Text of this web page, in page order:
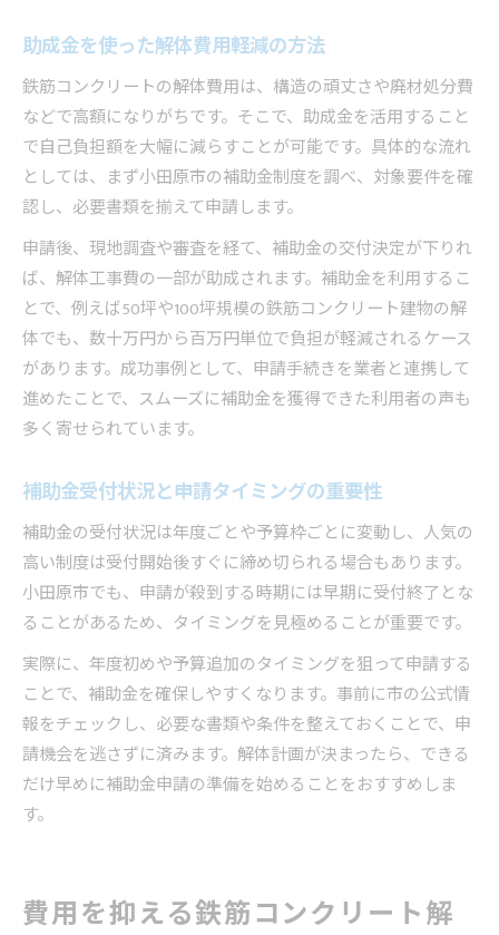
助成金を使った解体費用軽減の方法
鉄筋コンクリートの解体費用は、構造の頑丈さや廃材処分費
などで高額になりがちです。そこで、助成金を活用すること
で自己負担額を大幅に減らすことが可能です。具体的な流れ
としては、まず小田原市の補助金制度を調べ、対象要件を確
認し、必要書類を揃えて申請します。
申請後、現地調査や審査を経て、補助金の交付決定が下りれ
ば、解体工事費の一部が助成されます。補助金を利用するこ
とで、例えば50坪や100坪規模の鉄筋コンクリート建物の解
体でも、数十万円から百万円単位で負担が軽減されるケース
があります。成功事例として、申請手続きを業者と連携して
進めたことで、スムーズに補助金を獲得できた利用者の声も
多く寄せられています。
補助金受付状況と申請タイミングの重要性
補助金の受付状況は年度ごとや予算枠ごとに変動し、人気の
高い制度は受付開始後すぐに締め切られる場合もあります。
小田原市でも、申請が殺到する時期には早期に受付終了とな
ることがあるため、タイミングを見極めることが重要です。
実際に、年度初めや予算追加のタイミングを狙って申請する
ことで、補助金を確保しやすくなります。事前に市の公式情
報をチェックし、必要な書類や条件を整えておくことで、申
請機会を逃さずに済みます。解体計画が決まったら、できる
だけ早めに補助金申請の準備を始めることをおすすめしま
す。
費用を抑える鉄筋コンクリート解